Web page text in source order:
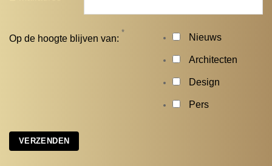
Op de hoogte blijven van:
* Nieuws
Architecten
Design
Pers